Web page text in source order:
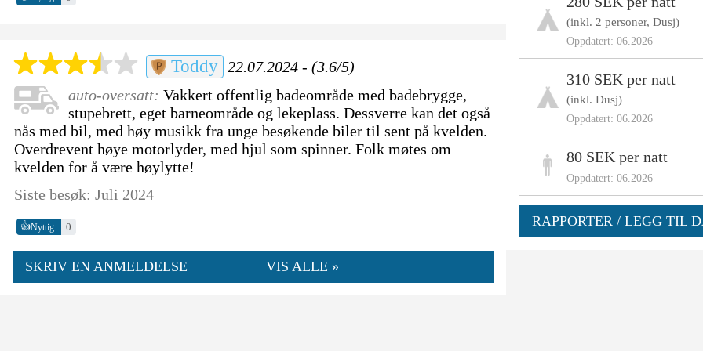
Toddy 22.07.2024 - (3.6/5)
auto-oversatt:Vakkert offentlig badeområde med badebrygge,
stupebrett, eget barneområde og lekeplass. Dessverre kan det også
nås med bil, med høy musikk fra unge besøkende biler til sent på kvelden.
Overdrevent høye motorlyder, med hjul som spinner. Folk møtes om
kvelden for å være høylytte!
Siste besøk: Juli 2024
👍Nyttig 0
SKRIV EN ANMELDELSE VIS ALLE »
(inkl. 2 personer, Dusj)
Oppdatert: 06.2026
310 SEK per natt
(inkl. Dusj)
Oppdatert: 06.2026
80 SEK per natt
Oppdatert: 06.2026
RAPPORTER / LEGG TIL